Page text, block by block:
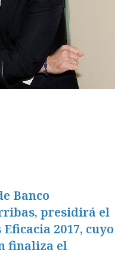
Banco
presidirá el
2017, cuyo
finaliza el